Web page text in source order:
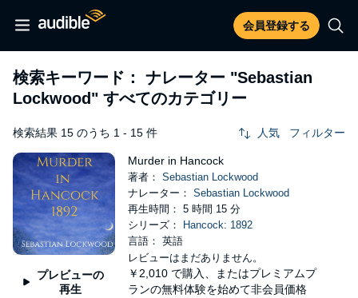
会員登録する
検索キーワード： ナレーター "Sebastian
Lockwood" すべてのカテゴリー
検索結果 15 のうち 1 - 15 件 人気 フィルター
プレビューの
再生
Murder in Hancock
著者： Sebastian Lockwood
ナレーター： Sebastian Lockwood
再生時間： 5 時間 15 分
シリーズ：
Hancock: 1892
言語： 英語
レビューはまだありません。
￥2,010 で購入、またはプレミアムプ
ランの無料体験を始めて非会員価格